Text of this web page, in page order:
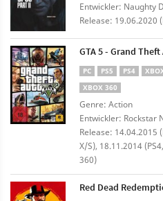
Entwickler: Naughty
Release: 19.06.2020
GTA 5 - Grand
PC PS5 PS4
XBOX 360
Genre: Action
Entwickler: Rockstar
Release: 14.04.2015
X/S), 18.11.2014
360)
Red Dead